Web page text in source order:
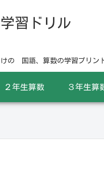
習ドリル
の 国語、算数の学習プリン
２年生算数 ３年生算